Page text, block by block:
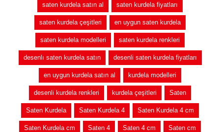
saten kurdela satın al saten kurdela fiyatları
saten kurdela çeşitleri en uygun saten kurdela
saten kurdela modelleri saten kurdela renkleri
desenlı saten kurdela satın desenli saten kurdela fiyatları
en uygun kurdela satın al kurdela modelleri
desenli kurdela renkleri kurdela çeşitleri Saten
Saten Kurdela Saten Kurdela 4 Saten Kurdela 4 cm
Saten Kurdela cm Saten 4 Saten 4 cm Saten cm